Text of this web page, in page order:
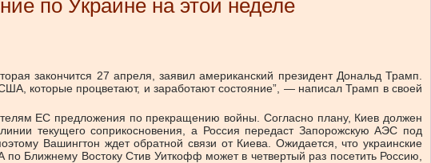
по Украине на этой неделе
закончится 27 апреля, заявил американский президент Дональд Трамп.
которые процветают, и заработают состояние”, — написал Трамп в своей
ЕС предложения по прекращению войны. Согласно плану, Киев должен
текущего соприкосновения, а Россия передаст Запорожскую АЭС под
Вашингтон ждет обратной связи от Киева. Ожидается, что украинские
Ближнему Востоку Стив Уиткофф может в четвертый раз посетить Россию,